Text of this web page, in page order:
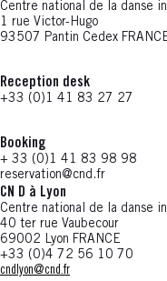
Centre national de la danse
1 rue Victor-Hugo
93507 Pantin Cedex
Reception desk
+33 (0)1 41 83 27 27
Booking
+ 33 (0)1 41 83 98 98
reservation@cnd.fr
CN D à Lyon
Centre national de la danse in
40 ter rue Vaubecour
69002 Lyon FRANCE
+33 (0)4 72 56 10 70
cndlyon@cnd.fr